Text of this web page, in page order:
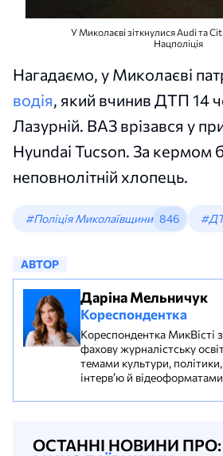
У Миколаєві зіткнулися Audi та
Нацполіція
Нагадаємо, у Миколаєві
водія, який вчинив ДТП 14
Лазурній. ВАЗ врізався у
Hyundai Tucson. За кермом
неповнолітній хлопець.
#Поліція Миколаївщини 846
АВТОР
Даріна Мельничук
Кореспондентка
Кореспондентка МикВісті
фахову журналістську
темами культури,
інтерв’ю й
ОСТАННІ НОВИНИ ПРО: